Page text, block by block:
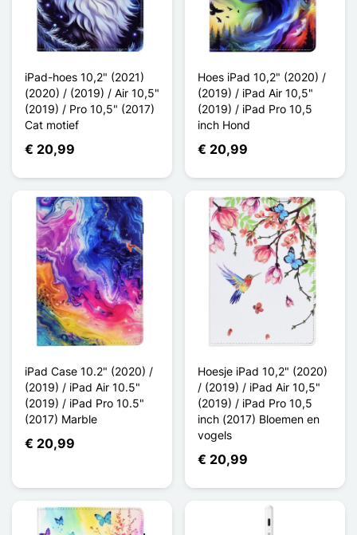
iPad-hoes 10,2" (2021)
(2020) / (2019) / Air 10,5"
(2019) / Pro 10,5" (2017)
Cat motief
€ 20,99
Hoes iPad 10,2" (2020) /
(2019) / iPad Air 10,5"
(2019) / iPad Pro 10,5
inch Hond
€ 20,99
iPad Case 10.2" (2020) /
(2019) / iPad Air 10.5"
(2019) / iPad Pro 10.5"
(2017) Marble
€ 20,99
Hoesje iPad 10,2" (2020)
/ (2019) / iPad Air 10,5"
(2019) / iPad Pro 10,5
inch (2017) Bloemen en
vogels
€ 20,99